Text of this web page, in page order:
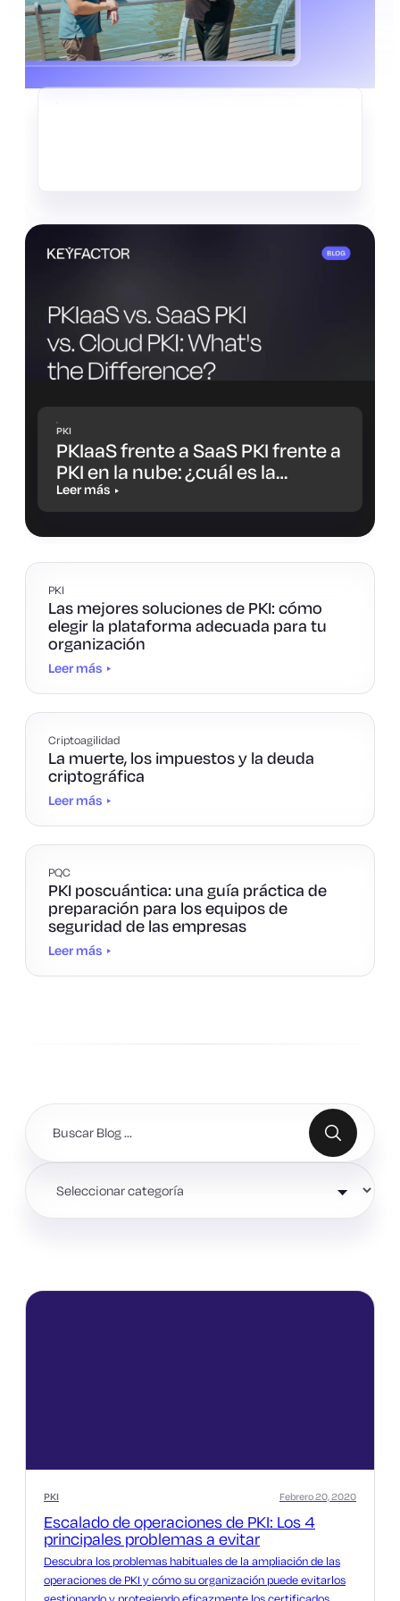
PKI
PKIaaS frente a SaaS PKI frente a
PKI en la nube: ¿cuál es la
diferencia y cuál es la opción
más adecuada para ti?
Leer más
PKI
Las mejores soluciones de PKI: cómo
elegir la plataforma adecuada para tu
organización
Leer más
Criptoagilidad
La muerte, los impuestos y la deuda
criptográfica
Leer más
PQC
PKI poscuántica: una guía práctica de
preparación para los equipos de
seguridad de las empresas
Leer más
PKI
Escalado de operaciones de PKI: Los 4
principales problemas a evitar
Febrero 20, 2020
Descubra los problemas habituales de la ampliación de las
operaciones de PKI y cómo su organización puede evitarlos